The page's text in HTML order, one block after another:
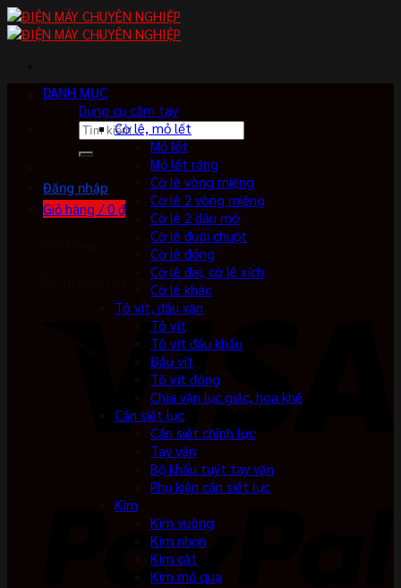
Skip
to
Tìm
kiếm:
Đăng nhập
Giỏ hàng /0 ₫
No products in the cart.
DANH MỤC
Dụng cụ cầm tay
Cờ lê, mỏ lết
Mỏ lết
Mỏ lết răng
Cờ lê vòng miệng
Cờ lê 2 vòng miệng
Cờ lê 2 đầu mở
Cờ lê đuôi chuột
Cờ lê đóng
Cờ lê đai, cờ lê xích
Cờ lê khác
Tô vít, đầu vặn
Tô vít
Tô vít đầu khẩu
Đầu vít
Tô vít đóng
Chìa vặn lục giác, hoa khế
Cần siết lực
Cần siết chỉnh lực
Tay vặn
Bộ khẩu tuýt tay vặn
Phụ kiện cần siết lực
Kìm
Kìm vuông
Kìm nhọn
Kìm cắt
Kìm mỏ quạ